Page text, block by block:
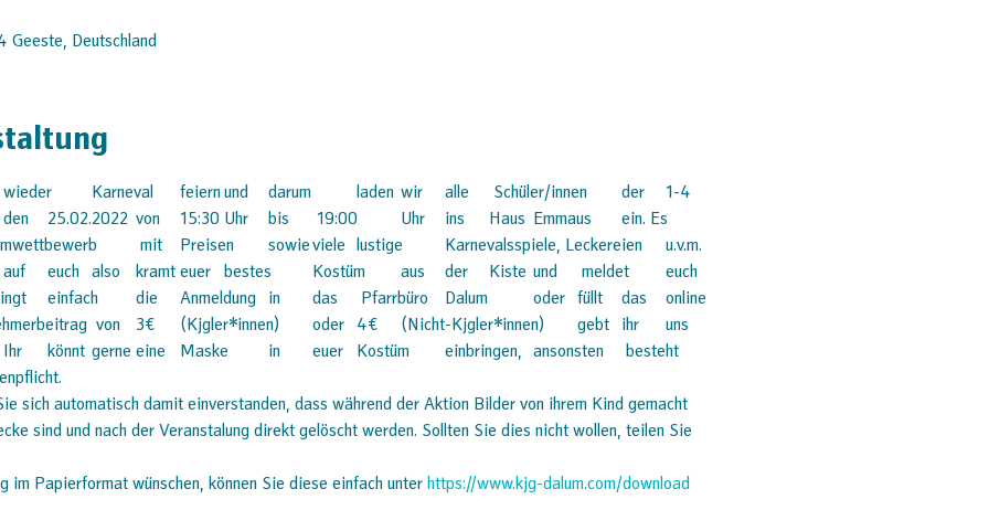
Deutschland
eine	Maskenpflicht.
sich automatisch damit einverstanden, dass während der Aktion Bilder von ihrem Kind gemacht
sind und nach der Veranstalung direkt gelöscht werden. Sollten Sie dies nicht wollen, teilen Sie
im Papierformat wünschen, können Sie diese einfach unter https://www.kjg-dalum.com/download